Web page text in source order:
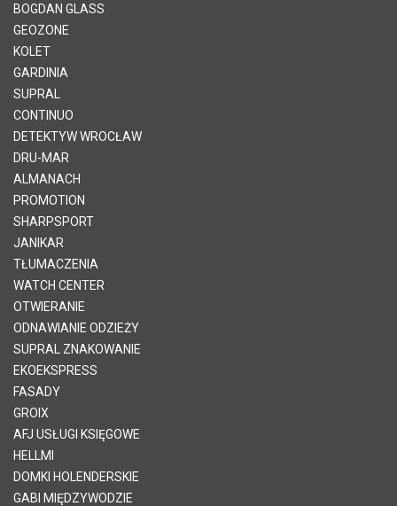
BOGDAN GLASS
GEOZONE
KOLET
GARDINIA
SUPRAL
CONTINUO
DETEKTYW WROCŁAW
DRU-MAR
ALMANACH
PROMOTION
SHARPSPORT
JANIKAR
TŁUMACZENIA
WATCH CENTER
OTWIERANIE
ODNAWIANIE ODZIEŻY
SUPRAL ZNAKOWANIE
EKOEKSPRESS
FASADY
GROIX
AFJ USŁUGI KSIĘGOWE
HELLMI
DOMKI HOLENDERSKIE
GABI MIĘDZYWODZIE